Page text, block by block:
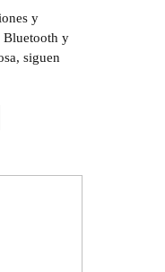
y
Bluetooth y
siguen